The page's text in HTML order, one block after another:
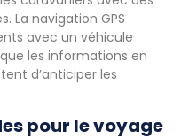
La navigation GPS
avec un véhicule
les informations en
d’anticiper les
pour le voyage